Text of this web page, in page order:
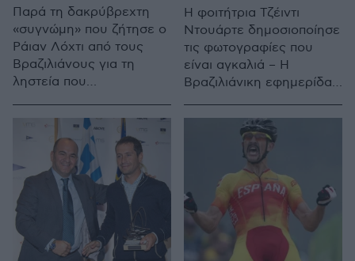
Παρά τη δακρύβρεχτη
«συγνώμη» που ζήτησε ο
Ράιαν Λόχτι από τους
Βραζιλιάνους για τη
ληστεία που
Αμερικάνος άρχισε να
πληρώνει το τίμημα
χάνοντας έναν εκ των
βασικών χορηγών του
Η φοιτήτρια Τζέιντι
Ντουάρτε δημοσιοποίησε
τις φωτογραφίες που
είναι αγκαλιά – Η
Βραζιλιάνικη εφημερίδα
τα καυτά φιλιά με άλλη
συνοδό στο πάρτι που
προηγήθηκε